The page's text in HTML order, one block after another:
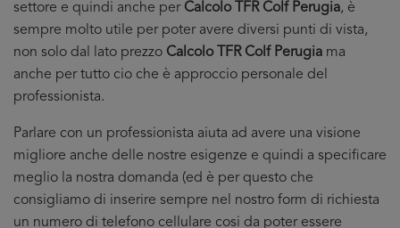
settore e quindi anche per Calcolo TFR Colf Perugia, è
sempre molto utile per poter avere diversi punti di vista,
non solo dal lato prezzo Calcolo TFR Colf Perugia ma
anche per tutto cio che è approccio personale del
professionista.
Parlare con un professionista aiuta ad avere una visione
migliore anche delle nostre esigenze e quindi a specificare
meglio la nostra domanda (ed è per questo che
consigliamo di inserire sempre nel nostro form di richiesta
un numero di telefono cellulare cosi da poter essere